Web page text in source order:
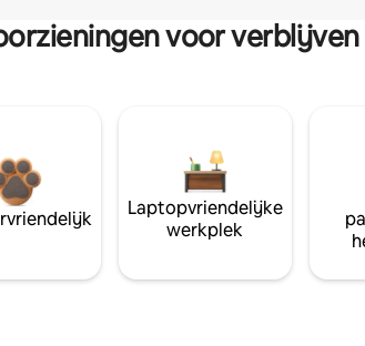
voor
Laptopvriendelijke
werkplek